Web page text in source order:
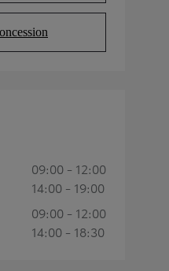
in new tab)
09:00 - 12:00
14:00 - 19:00
09:00 - 12:00
14:00 - 18:30